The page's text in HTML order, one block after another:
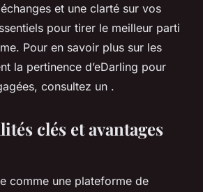
et une clarté sur vos
pour tirer le meilleur parti
Pour en savoir plus sur les
la pertinence d’eDarling pour
consultez un .
clés et avantages
comme une plateforme de